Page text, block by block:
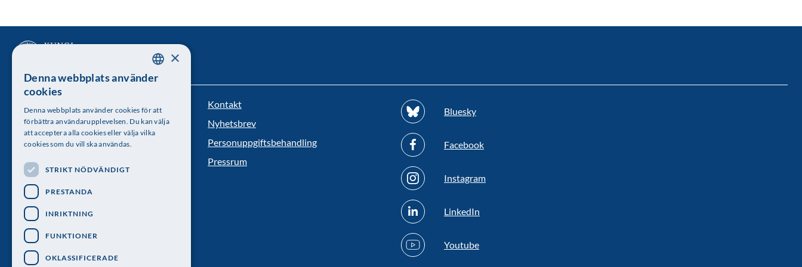
Kungl. Vetenskapsakademien
Besöksadress: Lilla Frescativägen 4A
Kontakt
Nyhetsbrev
Personuppgiftsbehandling
Pressrum
Bluesky
Facebook
Instagram
LinkedIn
Youtube
SWEDISH
×
Denna webbplats använder
cookies
Denna webbplats använder cookies för att
förbättra användarupplevelsen. Du kan välja
att acceptera alla cookies eller välja vilka
cookies som du vill ska användas.
STRIKT NÖDVÄNDIGT
PRESTANDA
INRIKTNING
FUNKTIONER
OKLASSIFICERADE